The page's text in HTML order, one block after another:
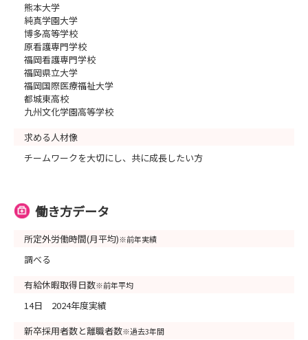
熊本大学
純真学園大学
博多高等学校
原看護専門学校
福岡看護専門学校
福岡県立大学
福岡国際医療福祉大学
都城東高校
九州文化学園高等学校
求める人材像
チームワークを大切にし、共に成長したい方
働き方データ
所定外労働時間(月平均)※前年実績
調べる
有給休暇取得日数※前年平均
14日 2024年度実績
新卒採用者数と離職者数※過去3年間